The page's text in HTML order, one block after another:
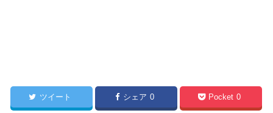
ツイート シェア 0 Pocket 0